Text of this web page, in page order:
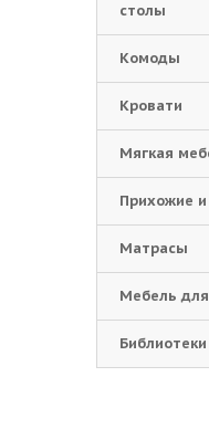
столы
Комоды
Кровати
Мягкая
Прихожие
Матрасы
Мебель